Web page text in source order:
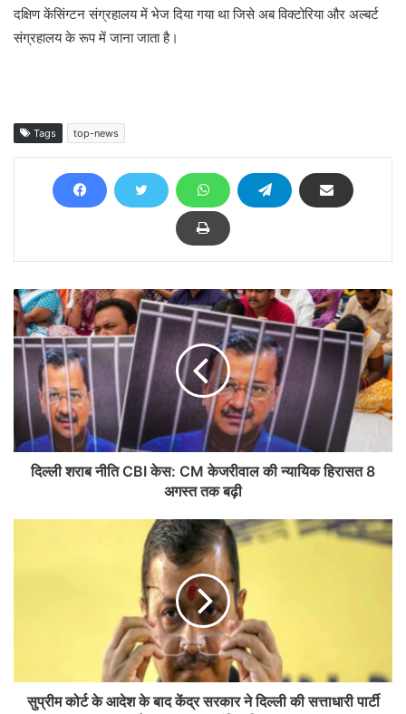
दक्षिण केंसिंग्टन संग्रहालय में भेज दिया गया था जिसे अब विक्टोरिया और अल्बर्ट
संग्रहालय के रूप में जाना जाता है।
Tags top-news
दिल्ली शराब नीति CBI केस: CM केजरीवाल की न्यायिक हिरासत 8
अगस्त तक बढ़ी
सुप्रीम कोर्ट के आदेश के बाद केंद्र सरकार ने दिल्ली की सत्ताधारी पार्टी